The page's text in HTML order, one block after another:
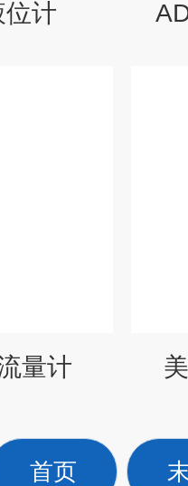
计
量计
首页